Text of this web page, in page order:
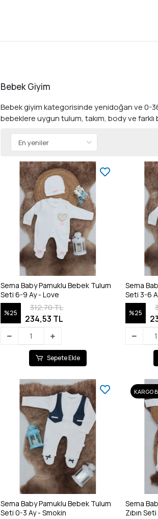
Bebek Giyim
Bebek giyim kategorisinde yenidoğan ve 0-36
bebeklere uygun tulum, takım, body ve
Sema Baby Pamuklu Bebek Tulum
Seti 6-9 Ay - Love
%25
312,70 TL
234,53 TL
Sepete Ekle
Sema
Seti 3-6
%25
Sema Baby Pamuklu Bebek Tulum
Seti 0-3 Ay - Smokin
KARGO
Sema
Zıbın